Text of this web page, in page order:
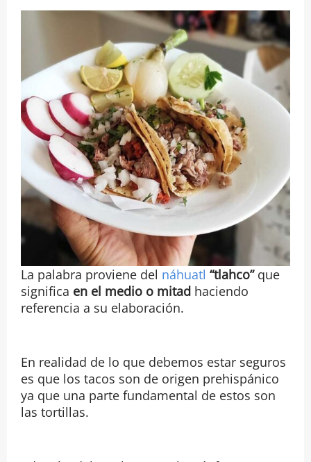
La palabra proviene del náhuatl “tlahco”que
significa en el medio o mitadhaciendo
referencia a su elaboración.
En realidad de lo que debemos estar seguros
es que los tacos son de origen prehispánico
ya que una parte fundamental de estos son
las tortillas.